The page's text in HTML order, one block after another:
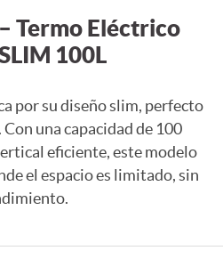
Termo Eléctrico
100L
por su diseño slim, perfecto
una capacidad de 100
eficiente, este modelo
el espacio es limitado, sin